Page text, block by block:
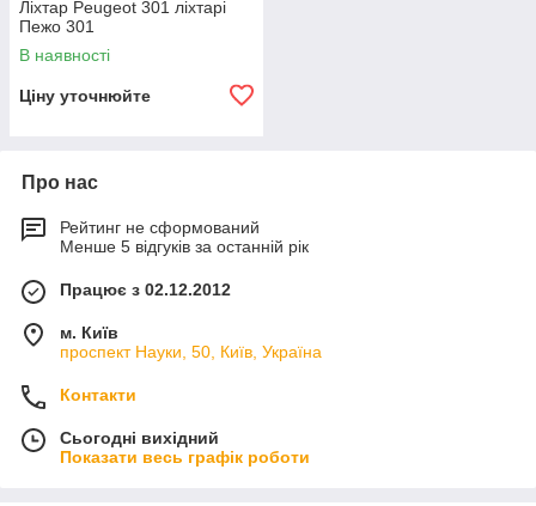
Ліхтар Peugeot 301 ліхтарі
Пежо 301
В наявності
Ціну уточнюйте
Про нас
Рейтинг не сформований
Менше 5 відгуків за останній рік
Працює з 02.12.2012
м. Київ
проспект Науки, 50, Київ, Україна
Контакти
Сьогодні вихідний
Показати весь графік роботи